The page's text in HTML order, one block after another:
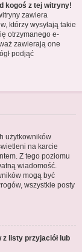
kogoś z tej witryny!
zawiera
którzy wysyłają takie
otrzymanego e-
zawierają one
podjąć
użytkowników
na karcie
Z tego poziomu
wiadomość.
mogą być
wszystkie posty
listy przyjaciół lub